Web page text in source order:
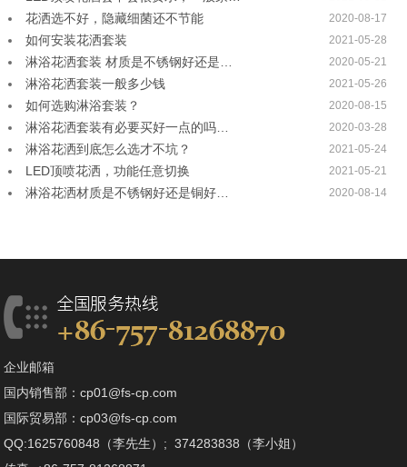
花洒选不好，隐藏细菌还不节能 2020-08-17
如何安装花洒套装 2021-05-28
淋浴花洒套装 材质是不锈钢好还是… 2020-05-21
淋浴花洒套装一般多少钱 2021-05-26
如何选购淋浴套装？ 2020-08-15
淋浴花洒套装有必要买好一点的吗… 2020-03-28
淋浴花洒到底怎么选才不坑？ 2021-05-24
LED顶喷花洒，功能任意切换 2021-05-21
淋浴花洒材质是不锈钢好还是铜好… 2020-08-14
企业邮箱
国内销售部：cp01@fs-cp.com
国际贸易部：cp03@fs-cp.com
QQ:1625760848（李先生）; 374283838（李小姐）